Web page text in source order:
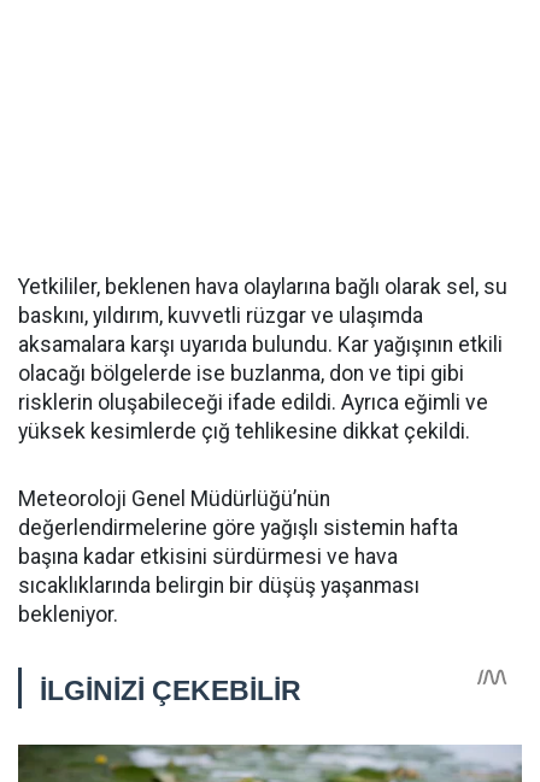
Yetkililer, beklenen hava olaylarına bağlı olarak sel, su
baskını, yıldırım, kuvvetli rüzgar ve ulaşımda
aksamalara karşı uyarıda bulundu. Kar yağışının etkili
olacağı bölgelerde ise buzlanma, don ve tipi gibi
risklerin oluşabileceği ifade edildi. Ayrıca eğimli ve
yüksek kesimlerde çığ tehlikesine dikkat çekildi.
Meteoroloji Genel Müdürlüğü’nün
değerlendirmelerine göre yağışlı sistemin hafta
başına kadar etkisini sürdürmesi ve hava
sıcaklıklarında belirgin bir düşüş yaşanması
bekleniyor.